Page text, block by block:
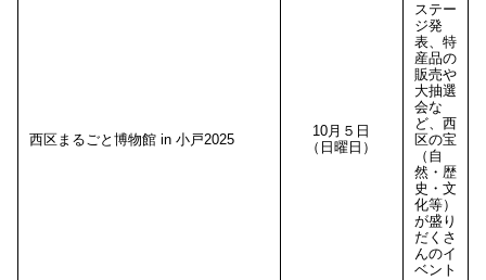
西区まるごと博物館 in 小戸2025
10月５日
（日曜日）
ステー
ジ発
表、特
産品の
販売や
大抽選
会な
ど、西
区の宝
（自
然・歴
史・文
化等）
が盛り
だくさ
んのイ
ベント